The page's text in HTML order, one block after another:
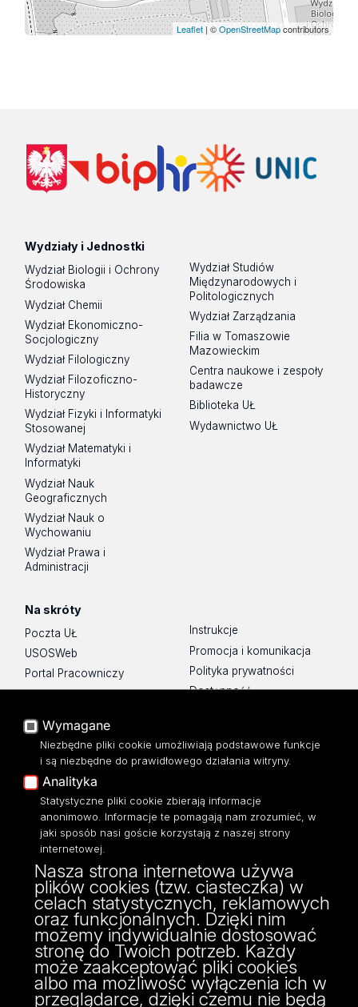
Leaflet| ©OpenStreetMapcontributors
Wydziały i Jednostki
Wydział Biologii i Ochrony
Środowiska
Wydział Chemii
Wydział Ekonomiczno-
Socjologiczny
Wydział Filologiczny
Wydział Filozoficzno-
Historyczny
Wydział Fizyki i Informatyki
Stosowanej
Wydział Matematyki i
Informatyki
Wydział Nauk
Geograficznych
Wydział Nauk o
Wychowaniu
Wydział Prawa i
Administracji
Wydział Studiów
Międzynarodowych i
Politologicznych
Wydział Zarządzania
Filia w Tomaszowie
Mazowieckim
Centra naukowe i zespoły
badawcze
Biblioteka UŁ
Wydawnictwo UŁ
Na skróty
Poczta UŁ
USOSWeb
Portal Pracowniczy
Baza Aktów Własnych
Moodle
Eksperci UŁ
Polityka Prywatności
Dostępność
Instrukcje
Promocja i komunikacja
Polityka prywatności
Dostępność
Bufet ☕
ul. Kopcińskiego 8/12
90-232 Łódź
NIP: 724-000-32-43
fax: 42/635 47 85
dziekanat@wpia.uni.lodz.pl
Wymagane
Niezbędne pliki cookie umożliwiają podstawowe funkcje
i są niezbędne do prawidłowego działania witryny.
Analityka
Statystyczne pliki cookie zbierają informacje
anonimowo. Informacje te pomagają nam zrozumieć, w
jaki sposób nasi goście korzystają z naszej strony
internetowej.
Nasza strona internetowa używa
plików cookies (tzw. ciasteczka) w
celach statystycznych, reklamowych
oraz funkcjonalnych. Dzięki nim
możemy indywidualnie dostosować
stronę do Twoich potrzeb. Każdy
może zaakceptować pliki cookies
albo ma możliwość wyłączenia ich w
przeglądarce, dzięki czemu nie będą